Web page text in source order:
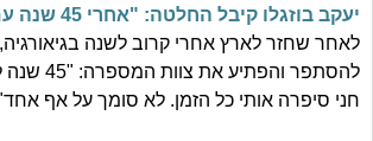
יעקב בוזגלו קיבל החלטה: "אחרי 45 שנה עם חני"
לאחר שחזר לארץ אחרי קרוב לשנה בגיאורגיה,
להסתפר
חני סיפרה אותי כל הזמן. לא סומך על אף